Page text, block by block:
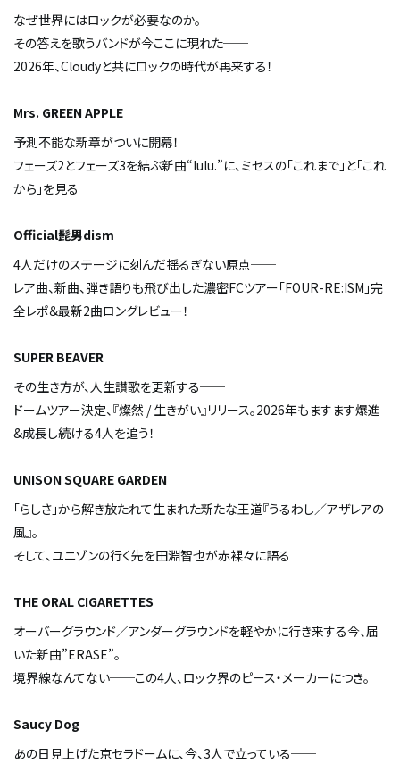
なぜ世界にはロックが必要なのか。
その答えを歌うバンドが今ここに現れた──
2026年、Cloudyと共にロックの時代が再来する！
Mrs. GREEN APPLE
予測不能な新章がついに開幕！
フェーズ2とフェーズ3を結ぶ新曲“lulu.”に、ミセスの「これまで」と「これ
から」を見る
Official髭男dism
4人だけのステージに刻んだ揺るぎない原点──
レア曲、新曲、弾き語りも飛び出した濃密FCツアー「FOUR-RE:ISM」完
全レポ＆最新2曲ロングレビュー！
SUPER BEAVER
その生き方が、人生讃歌を更新する──
ドームツアー決定、『燦然 / 生きがい』リリース。2026年もますます爆進
&成長し続ける4人を追う！
UNISON SQUARE GARDEN
「らしさ」から解き放たれて生まれた新たな王道『うるわし／アザレアの
風』。
そして、ユニゾンの行く先を田淵智也が赤裸々に語る
THE ORAL CIGARETTES
オーバーグラウンド／アンダーグラウンドを軽やかに行き来する今、届
いた新曲”ERASE”。
境界線なんてない──この4人、ロック界のピース・メーカーにつき。
Saucy Dog
あの日見上げた京セラドームに、今、3人で立っている──